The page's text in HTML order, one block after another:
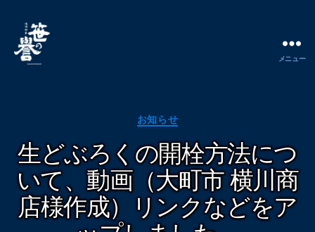
の
さ
け
笹
の
メニュー
カ
ゴ
リ
ー
お知らせ
生どぶろくの開栓方法につ
いて、動画（大町市 横川商
店様作成）リンクなどをア